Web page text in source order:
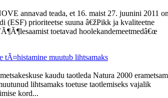
annavad teada, et 16. maist 27. juunini 2011 on
(ESF) prioriteetse suuna â€žPikk ja kvaliteetne
toetavad hoolekandemeetmedâ€œ
tÃ¤histamine muutub lihtsamaks
kaudu taotleda Natura 2000
lihtsamaks toetuse taotlemiseks vajalik
kord...